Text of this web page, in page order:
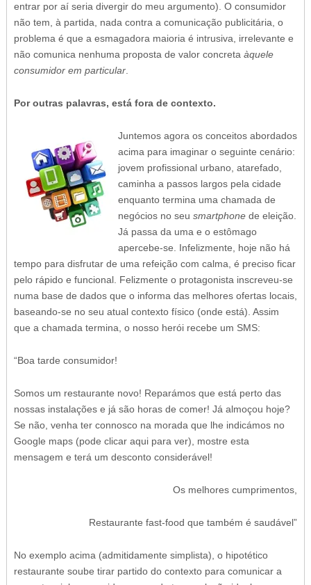
entrar por aí seria divergir do meu argumento). O consumidor
não tem, à partida, nada contra a comunicação publicitária, o
problema é que a esmagadora maioria é intrusiva, irrelevante e
não comunica nenhuma proposta de valor concreta àquele
consumidor em particular.
Por outras palavras, está fora de contexto.
Juntemos agora os conceitos abordados
acima para imaginar o seguinte cenário:
jovem profissional urbano, atarefado,
caminha a passos largos pela cidade
enquanto termina uma chamada de
negócios no seu smartphonede eleição.
Já passa da uma e o estômago
apercebe-se. Infelizmente, hoje não há
tempo para disfrutar de uma refeição com calma, é preciso ficar
pelo rápido e funcional. Felizmente o protagonista inscreveu-se
numa base de dados que o informa das melhores ofertas locais,
baseando-se no seu atual contexto físico (onde está). Assim
que a chamada termina, o nosso herói recebe um SMS:
“Boa tarde consumidor!
Somos um restaurante novo! Reparámos que está perto das
nossas instalações e já são horas de comer! Já almoçou hoje?
Se não, venha ter connosco na morada que lhe indicámos no
Google maps (pode clicar aqui para ver), mostre esta
mensagem e terá um desconto considerável!
Os melhores cumprimentos,
Restaurante fast-food que também é saudável”
No exemplo acima (admitidamente simplista), o hipotético
restaurante soube tirar partido do contexto para comunicar a